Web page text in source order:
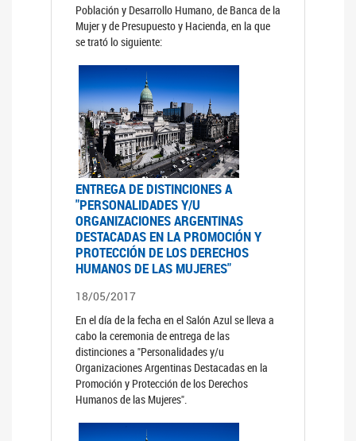
Población y Desarrollo Humano, de Banca de la
Mujer y de Presupuesto y Hacienda, en la que
se trató lo siguiente:
ENTREGA DE DISTINCIONES A
"PERSONALIDADES Y/U
ORGANIZACIONES ARGENTINAS
DESTACADAS EN LA PROMOCIÓN Y
PROTECCIÓN DE LOS DERECHOS
HUMANOS DE LAS MUJERES"
18/05/2017
En el día de la fecha en el Salón Azul se lleva a
cabo la ceremonia de entrega de las
distinciones a "Personalidades y/u
Organizaciones Argentinas Destacadas en la
Promoción y Protección de los Derechos
Humanos de las Mujeres".